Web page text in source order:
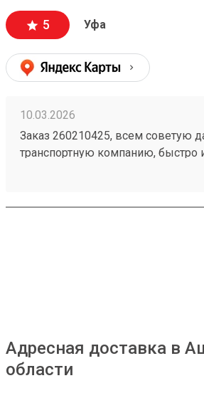
5 Уфа
10.03.2026
Заказ 260210425, всем советую
транспортную компанию, быстро
Адресная доставка в
области